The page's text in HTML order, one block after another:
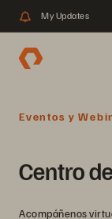
My Updates
Eventos y
Centro
Acompáñenos